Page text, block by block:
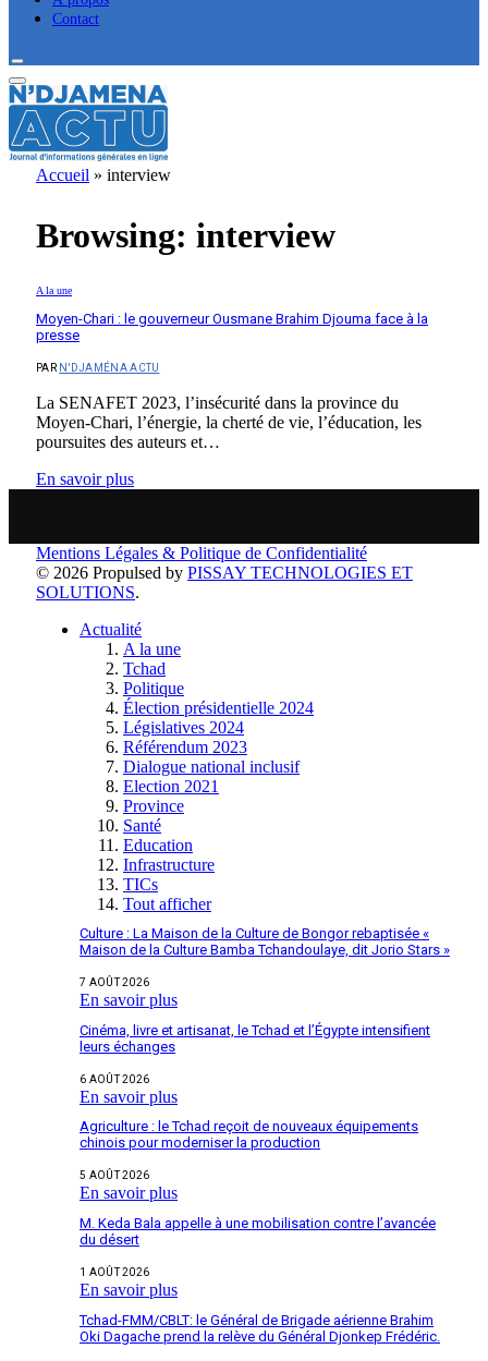
Contact
Accueil » interview
Browsing: interview
A la une
Moyen-Chari : le gouverneur Ousmane Brahim Djouma face à la
presse
PAR N'DJAMÉNA ACTU
La SENAFET 2023, l’insécurité dans la province du
Moyen-Chari, l’énergie, la cherté de vie, l’éducation, les
poursuites des auteurs et…
En savoir plus
Mentions Légales & Politique de Confidentialité
© 2026 Propulsed by PISSAY TECHNOLOGIES ET
SOLUTIONS.
Actualité
A la une
Tchad
Politique
Élection présidentielle 2024
Législatives 2024
Référendum 2023
Dialogue national inclusif
Election 2021
Province
Santé
Education
Infrastructure
TICs
Tout afficher
Culture : La Maison de la Culture de Bongor rebaptisée «
Maison de la Culture Bamba Tchandoulaye, dit Jorio Stars »
7 AOÛT 2026
En savoir plus
Cinéma, livre et artisanat, le Tchad et l’Égypte intensifient
leurs échanges
6 AOÛT 2026
En savoir plus
Agriculture : le Tchad reçoit de nouveaux équipements
chinois pour moderniser la production
5 AOÛT 2026
En savoir plus
M. Keda Bala appelle à une mobilisation contre l’avancée
du désert
1 AOÛT 2026
En savoir plus
Tchad-FMM/CBLT: le Général de Brigade aérienne Brahim
Oki Dagache prend la relève du Général Djonkep Frédéric.